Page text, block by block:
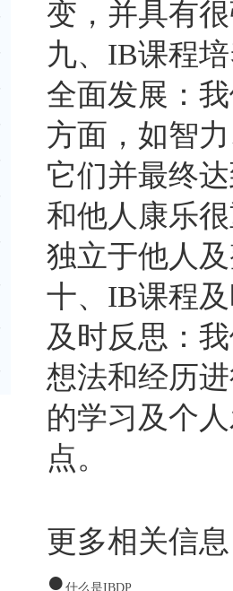
变，并具有
九、IB课程
全面发展：
方面，如智
它们并最终
和他人康乐
独立于他人
十、IB课程
及时反思：
想法和经历
的学习及个
点。
更多相关信息
● 什么是IBDP